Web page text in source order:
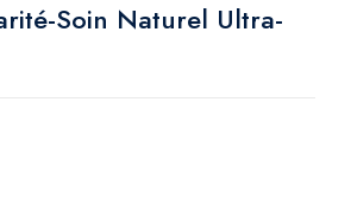
Soin Naturel Ultra-